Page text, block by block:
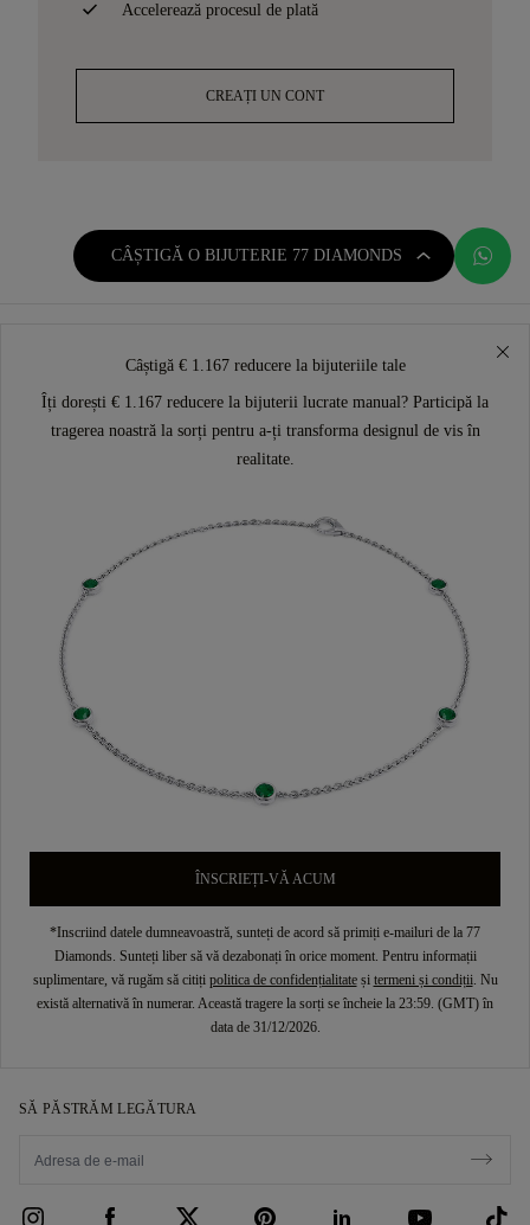
Accelerează procesul de plată
CREAȚI UN CONT
CÂȘTIGĂ O BIJUTERIE 77 DIAMONDS
Câștigă € 1.167 reducere la bijuteriile tale
Îți dorești € 1.167 reducere la bijuterii lucrate manual? Participă la
tragerea noastră la sorți pentru a-ți transforma designul de vis în
realitate.
ÎNSCRIEȚI-VĂ ACUM
*Inscriind datele dumneavoastră, sunteți de acord să primiți e-mailuri de la 77
Diamonds. Sunteți liber să vă dezabonați în orice moment. Pentru informații
suplimentare, vă rugăm să citiți politica de confidențialitateși termeni și condiții . Nu
există alternativă în numerar. Această tragere la sorți se încheie la 23:59. (GMT) în
data de 31/12/2026.
SĂ PĂSTRĂM LEGĂTURA